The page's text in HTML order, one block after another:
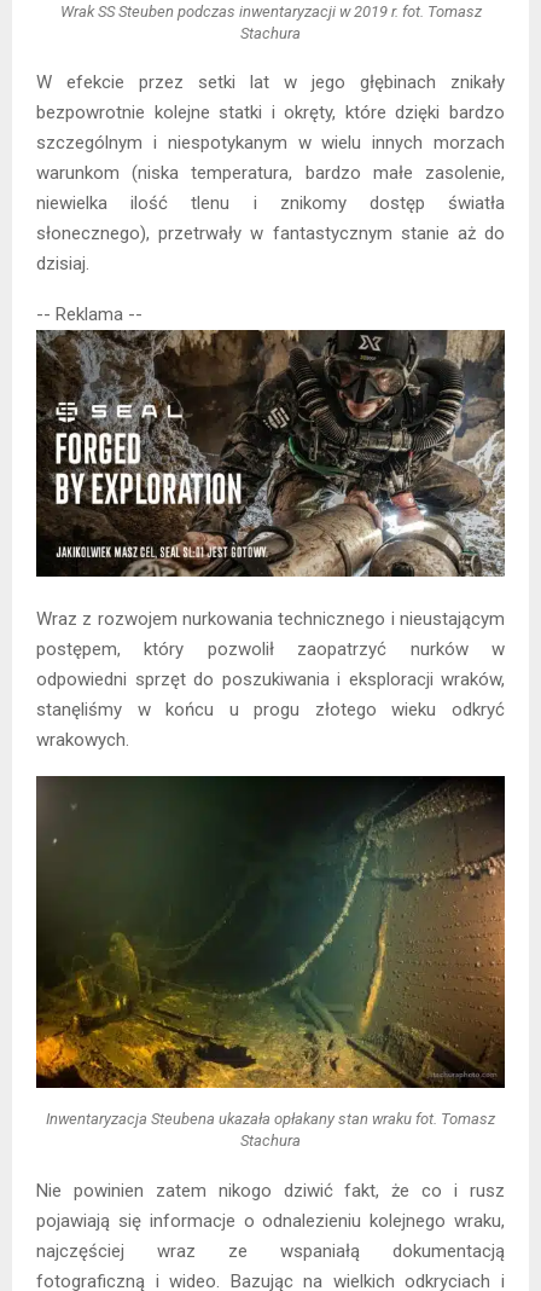
Wrak SS Steuben podczas inwentaryzacji w 2019 r. fot. Tomasz
Stachura
W efekcie przez setki lat w jego głębinach znikały
bezpowrotnie kolejne statki i okręty, które dzięki bardzo
szczególnym i niespotykanym w wielu innych morzach
warunkom (niska temperatura, bardzo małe zasolenie,
niewielka ilość tlenu i znikomy dostęp światła
słonecznego), przetrwały w fantastycznym stanie aż do
dzisiaj.
-- Reklama --
Wraz z rozwojem nurkowania technicznego i nieustającym
postępem, który pozwolił zaopatrzyć nurków w
odpowiedni sprzęt do poszukiwania i eksploracji wraków,
stanęliśmy w końcu u progu złotego wieku odkryć
wrakowych.
Inwentaryzacja Steubena ukazała opłakany stan wraku fot. Tomasz
Stachura
Nie powinien zatem nikogo dziwić fakt, że co i rusz
pojawiają się informacje o odnalezieniu kolejnego wraku,
najczęściej wraz ze wspaniałą dokumentacją
fotograficzną i wideo. Bazując na wielkich odkryciach i